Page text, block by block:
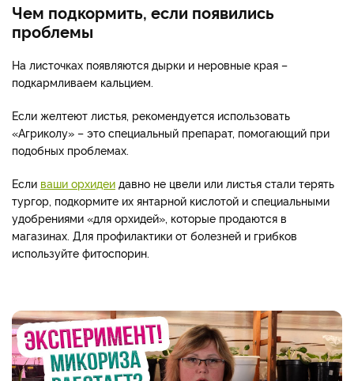
Чем подкормить, если появились
проблемы
На листочках появляются дырки и неровные края –
подкармливаем кальцием.
Если желтеют листья, рекомендуется использовать
«Агриколу» – это специальный препарат, помогающий при
подобных проблемах.
Если ваши орхидеи давно не цвели или листья стали терять
тургор, подкормите их янтарной кислотой и специальными
удобрениями «для орхидей», которые продаются в
магазинах. Для профилактики от болезней и грибков
используйте фитоспорин.